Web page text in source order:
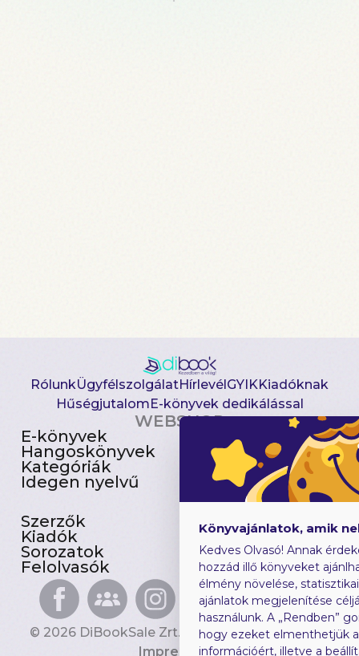
RólunkÜgyfélszolgálatHírlevélGYIKKiadóknak
HűségjutalomE-könyvek dedikálással
WEBSHOP
E-könyvek
Hangoskönyvek
Kategóriák
Idegen nyelvű
Csomagajánlatok
Akciósak
Előjegyezhetők
Újdonságok
Szerzők
Kiadók
Sorozatok
Felolvasók
Gyerekkönyvek
Heti toplista
Ajándékutalvány
Blog
© 2026 DiBookSale Zrt. Minden jog fenntartva.
Impresszum
Könyvajánlatok, amik
Kedves Olvasó! Annak
hozzád illő könyveket
élmény növelése,
ajánlatok megjelenítése
használunk. A „Rendben”
hogy ezeket elmenthetjük
információért, illetve a